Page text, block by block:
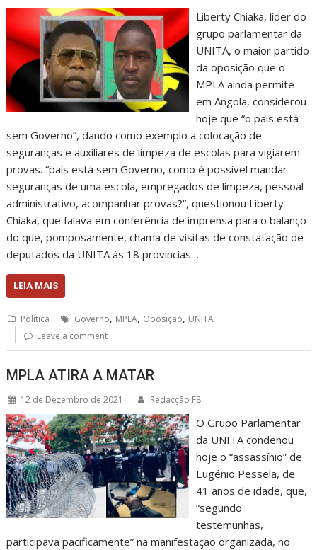
Liberty Chiaka, líder do
grupo parlamentar da
UNITA, o maior partido
da oposição que o
MPLA ainda permite
em Angola, considerou
hoje que “o país está
sem Governo”, dando como exemplo a colocação de
seguranças e auxiliares de limpeza de escolas para vigiarem
provas. “país está sem Governo, como é possível mandar
seguranças de uma escola, empregados de limpeza, pessoal
administrativo, acompanhar provas?”, questionou Liberty
Chiaka, que falava em conferência de imprensa para o balanço
do que, pomposamente, chama de visitas de constatação de
deputados da UNITA às 18 províncias…
LEIA MAIS
Política Governo, MPLA, Oposição, UNITA
Leave a comment
MPLA ATIRA A MATAR
12 de Dezembro de 2021 Redacção F8
O Grupo Parlamentar
da UNITA condenou
hoje o “assassínio” de
Eugénio Pessela, de
41 anos de idade, que,
“segundo
testemunhas,
participava pacificamente” na manifestação organizada, no